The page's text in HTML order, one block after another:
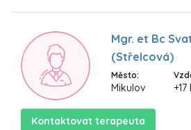
Mgr. et Bc
(Střelcová)
Město:
Mikulov
Kontaktovat terapeuta